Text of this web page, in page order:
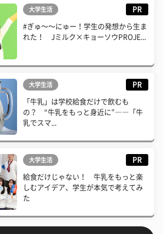
大学生活 PR
#ぎゅ〜〜にゅー！学生の発想から生ま
れた！ Jミルク×キョーソウPROJE...
大学生活 PR
「牛乳」は学校給食だけで飲むも
の？ “牛乳をもっと身近に”――「牛
乳でスマ...
大学生活 PR
給食だけじゃない！ 牛乳をもっと楽
しむアイデア、学生が本気で考えてみ
た